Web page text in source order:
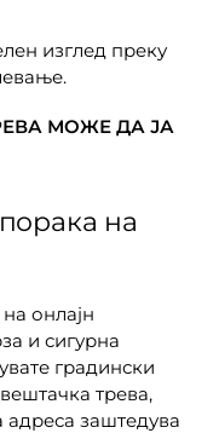
изглед преку
МОЖЕ ДА ЈА
на
онлајн
и сигурна
градински
трева,
заштедува